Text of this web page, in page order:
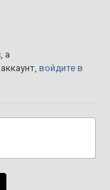
а
войдите в